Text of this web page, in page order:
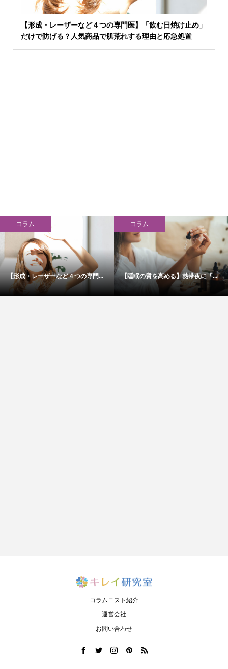
【形成・レーザーなど４つの専門医】「飲む日焼け止め」
だけで防げる？人気商品で肌荒れする理由と応急処置
コラム
【形成・レーザーなど４つの専門...
コラム
【睡眠の質を高める】熱帯夜に「...
コラムニスト紹介
運営会社
お問い合わせ